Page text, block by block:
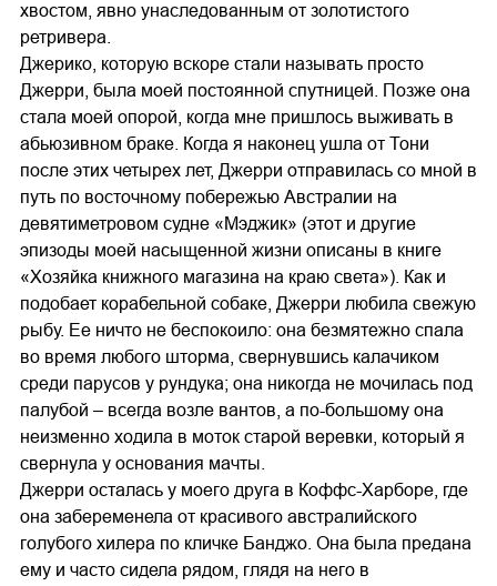
хвостом, явно унаследованным от золотистого
ретривера.
Джерико, которую вскоре стали называть просто
Джерри, была моей постоянной спутницей. Позже она
стала моей опорой, когда мне пришлось выживать в
абьюзивном браке. Когда я наконец ушла от Тони
после этих четырех лет, Джерри отправилась со мной в
путь по восточному побережью Австралии на
девятиметровом судне «Мэджик» (этот и другие
эпизоды моей насыщенной жизни описаны в книге
«Хозяйка книжного магазина на краю света»). Как и
подобает корабельной собаке, Джерри любила свежую
рыбу. Ее ничто не беспокоило: она безмятежно спала
во время любого шторма, свернувшись калачиком
среди парусов у рундука; она никогда не мочилась под
палубой – всегда возле вантов, а по-большому она
неизменно ходила в моток старой веревки, который я
свернула у основания мачты.
Джерри осталась у моего друга в Коффс-Харборе, где
она забеременела от красивого австралийского
голубого хилера по кличке Банджо. Она была предана
ему и часто сидела рядом, глядя на него в